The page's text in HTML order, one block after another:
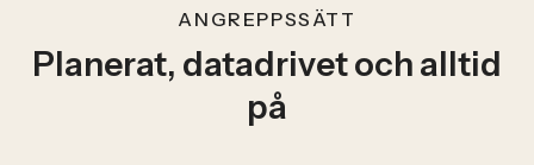
ANGREPPSSÄTT
Planerat, datadrivet och alltid
på